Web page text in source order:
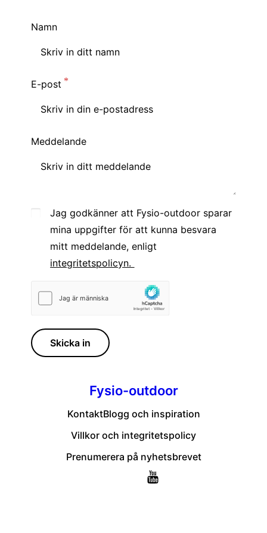
Namn
E-post
Meddelande
Jag godkänner att Fysio-outdoor sparar
mina uppgifter för att kunna besvara
mitt meddelande, enligt
integritetspolicyn.
Skicka in
Fysio-outdoor
KontaktBlogg och inspiration
Villkor och integritetspolicy
Prenumerera på nyhetsbrevet